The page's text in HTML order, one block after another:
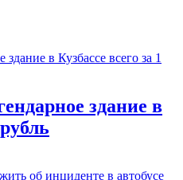
здание в